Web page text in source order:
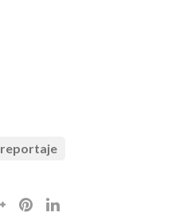
reportaje